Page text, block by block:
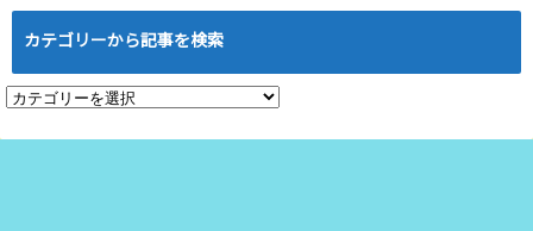
トワークビジネス
り
2025.07.16
カテゴリーから記事を検索
カ